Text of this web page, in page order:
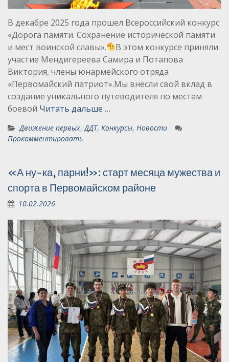
В декабре 2025 года прошел Всероссийский конкурс
«Дорога памяти. Сохранение исторической памяти
и мест воинской славы».
В этом конкурсе приняли
участие Мендигереева Самира и Потапова
Виктория, члены юнармейского отряда
«Первомайский патриот».Мы внесли свой вклад в
создание уникального путеводителя по местам
боевой Читать дальше …
Движение первых, ДДТ, Конкурсы, Новости
Прокомментировать
«А ну-ка, парни!»: старт месяца мужества и
спорта в Первомайском районе
10.02.2026